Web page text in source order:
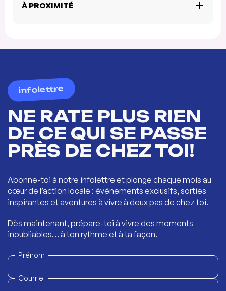
À PROXIMITÉ
infolettre
NE RATE PLUS RIEN
DE CE QUI SE PASSE
PRÈS DE CHEZ TOI!
Abonne-toi à notre infolettre et plonge chaque mois au
cœur de l’action locale : événements exclusifs, sorties
inspirantes et aventures à vivre à deux pas de chez toi.
Dès maintenant, prépare-toi à vivre des moments
inoubliables… à ton rythme et à ta façon.
Prénom
Courriel